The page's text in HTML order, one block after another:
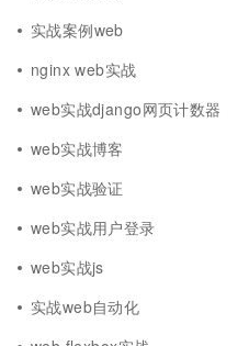
实战案例web
nginx web实战
web实战django网页计数器
web实战博客
web实战验证
web实战用户登录
web实战js
实战web自动化